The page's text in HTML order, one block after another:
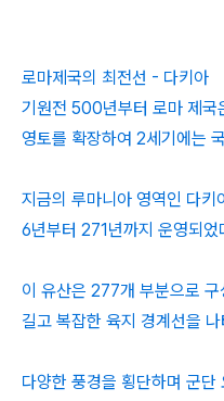
로마제국의 최전선 - 다키아
기원전 500년부터 로마 제국
영토를 확장하여 2세기에는
지금의 루마니아 영역인 다
6년부터 271년까지 운영되었
이 유산은 277개 부분으로
길고 복잡한 육지 경계선을
다양한 풍경을 횡단하며 군